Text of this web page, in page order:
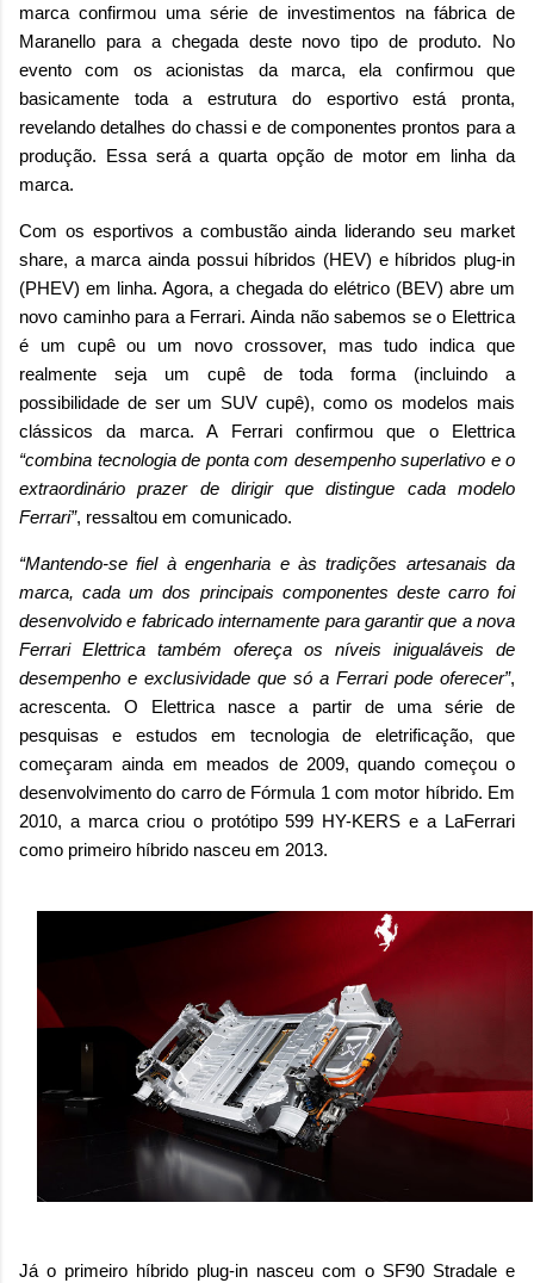
marca confirmou uma série de investimentos na fábrica de
Maranello para a chegada deste novo tipo de produto. No
evento com os acionistas da marca, ela confirmou que
basicamente toda a estrutura do esportivo está pronta,
revelando detalhes do chassi e de componentes prontos para a
produção. Essa será a quarta opção de motor em linha da
marca.
Com os esportivos a combustão ainda liderando seu market
share, a marca ainda possui híbridos (HEV) e híbridos plug-in
(PHEV) em linha. Agora, a chegada do elétrico (BEV) abre um
novo caminho para a Ferrari. Ainda não sabemos se o Elettrica
é um cupê ou um novo crossover, mas tudo indica que
realmente seja um cupê de toda forma (incluindo a
possibilidade de ser um SUV cupê), como os modelos mais
clássicos da marca. A Ferrari confirmou que o Elettrica
“combina tecnologia de ponta com desempenho superlativo e o
extraordinário prazer de dirigir que distingue cada modelo
Ferrari”, ressaltou em comunicado.
“Mantendo-se fiel à engenharia e às tradições artesanais da
marca, cada um dos principais componentes deste carro foi
desenvolvido e fabricado internamente para garantir que a nova
Ferrari Elettrica também ofereça os níveis inigualáveis de
desempenho e exclusividade que só a Ferrari pode oferecer”,
acrescenta. O Elettrica nasce a partir de uma série de
pesquisas e estudos em tecnologia de eletrificação, que
começaram ainda em meados de 2009, quando começou o
desenvolvimento do carro de Fórmula 1 com motor híbrido. Em
2010, a marca criou o protótipo 599 HY-KERS e a LaFerrari
como primeiro híbrido nasceu em 2013.
Já o primeiro híbrido plug-in nasceu com o SF90 Stradale e